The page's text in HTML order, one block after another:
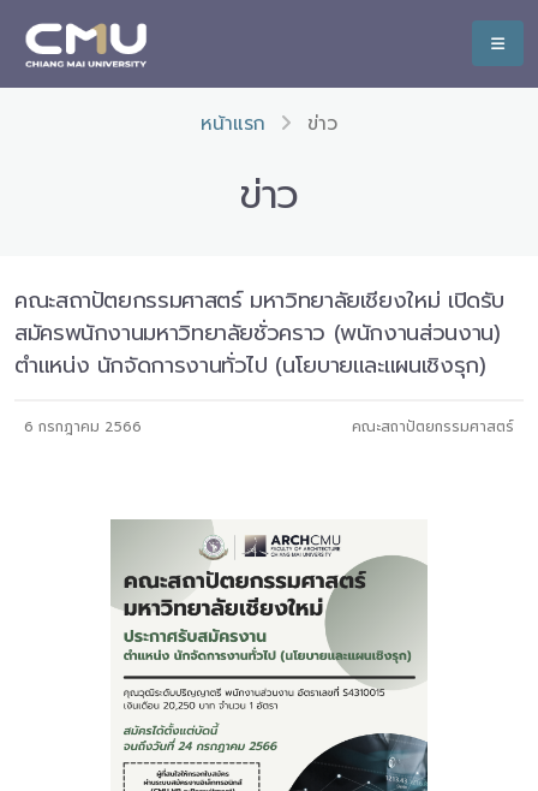
หน้าแรก ข่าว
ข่าว
คณะสถาปัตยกรรมศาสตร์ มหาวิทยาลัยเชียงใหม่ เปิดรับ
สมัครพนักงานมหาวิทยาลัยชั่วคราว (พนักงานส่วนงาน)
ตำแหน่ง นักจัดการงานทั่วไป (นโยบายและแผนเชิงรุก)
6 กรกฎาคม 2566 คณะสถาปัตยกรรมศาสตร์